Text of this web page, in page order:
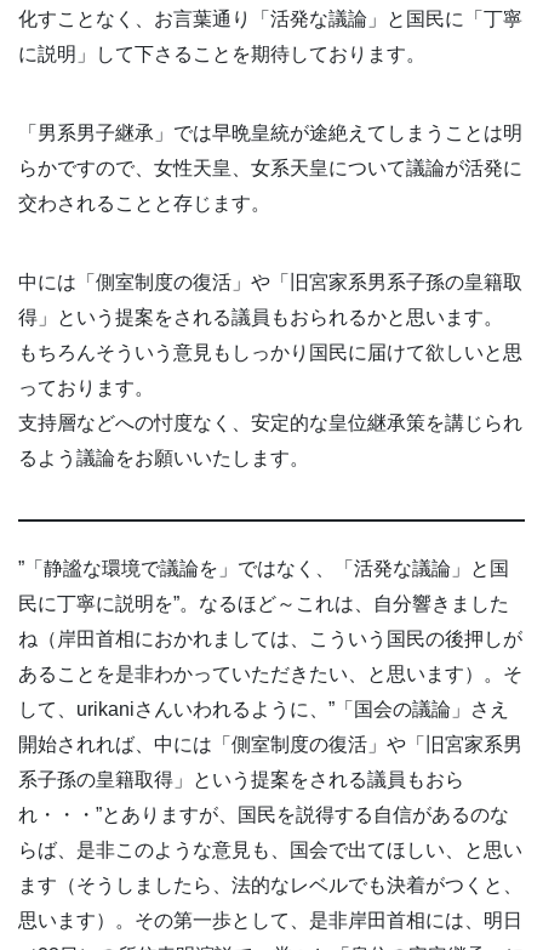
化すことなく、お言葉通り「活発な議論」と国民に「丁寧
に説明」して下さることを期待しております。
「男系男子継承」では早晩皇統が途絶えてしまうことは明
らかですので、女性天皇、女系天皇について議論が活発に
交わされることと存じます。
中には「側室制度の復活」や「旧宮家系男系子孫の皇籍取
得」という提案をされる議員もおられるかと思います。
もちろんそういう意見もしっかり国民に届けて欲しいと思
っております。
支持層などへの忖度なく、安定的な皇位継承策を講じられ
るよう議論をお願いいたします。
”「静謐な環境で議論を」ではなく、「活発な議論」と国
民に丁寧に説明を”。なるほど～これは、自分響きました
ね（岸田首相におかれましては、こういう国民の後押しが
あることを是非わかっていただきたい、と思います）。そ
して、urikaniさんいわれるように、”「国会の議論」さえ
開始されれば、中には「側室制度の復活」や「旧宮家系男
系子孫の皇籍取得」という提案をされる議員もおら
れ・・・”とありますが、国民を説得する自信があるのな
らば、是非このような意見も、国会で出てほしい、と思い
ます（そうしましたら、法的なレベルでも決着がつくと、
思います）。その第一歩として、是非岸田首相には、明日